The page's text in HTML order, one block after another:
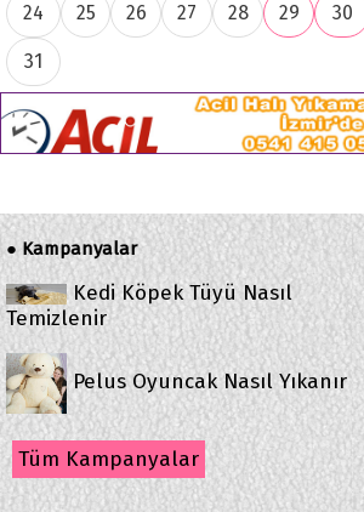
24 25 26 27 28 29 30
31
● Kampanyalar
Kedi Köpek Tüyü Nasıl
Temizlenir
Pelus Oyuncak Nasıl Yıkanır
Tüm Kampanyalar